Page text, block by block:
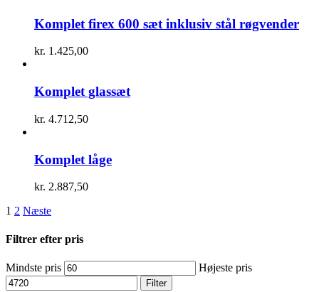
Komplet firex 600 sæt inklusiv stål røgvender
kr. 1.425,00
Komplet glassæt
kr. 4.712,50
Komplet låge
kr. 2.887,50
1 2 Næste
Filtrer efter pris
Mindste pris Højeste pris
Filter